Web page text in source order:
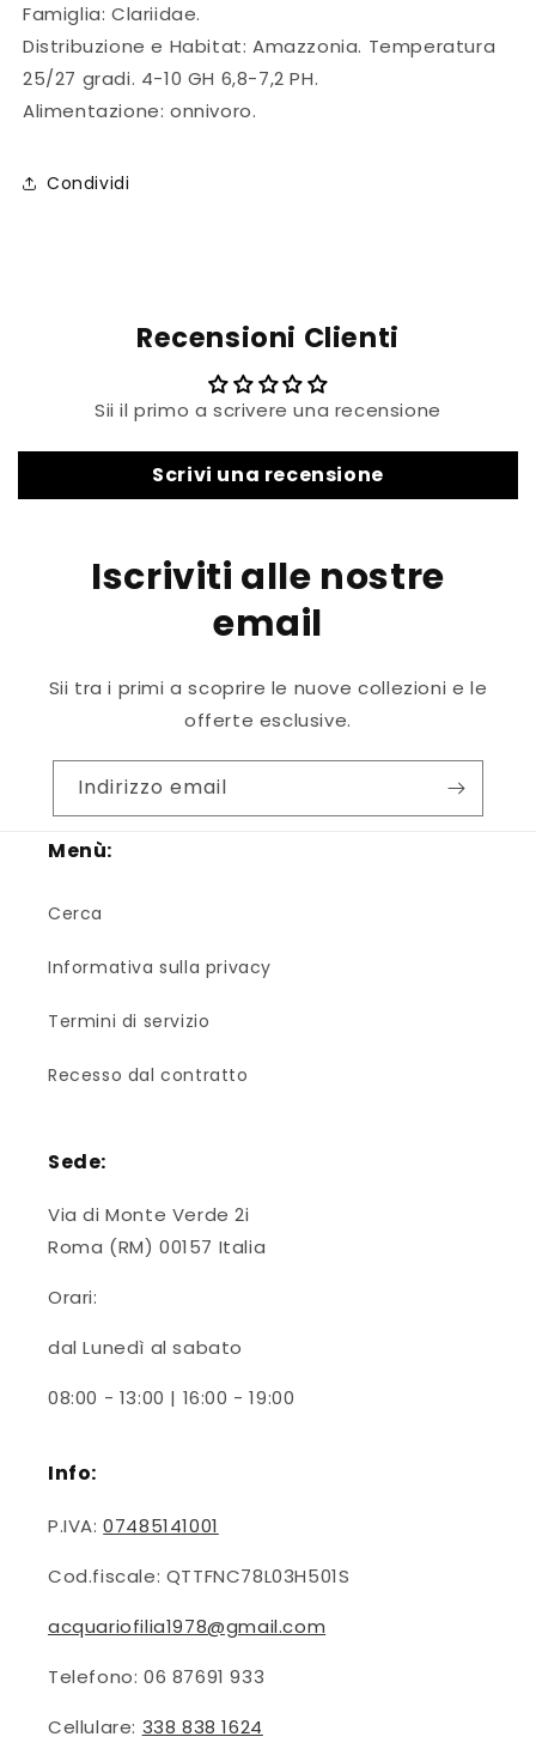
Famiglia: Clariidae.
Distribuzione e Habitat: Amazzonia. Temperatura
25/27 gradi. 4-10 GH 6,8-7,2 PH.
Alimentazione: onnivoro.
Condividi
Recensioni Clienti
Sii il primo a scrivere una recensione
Scrivi una recensione
Iscriviti alle nostre
email
Sii tra i primi a scoprire le nuove collezioni e le
offerte esclusive.
Indirizzo email
Menù:
Cerca
Informativa sulla privacy
Termini di servizio
Recesso dal contratto
Sede:
Via di Monte Verde 2i
Roma (RM) 00157 Italia
Orari:
dal Lunedì al sabato
08:00 - 13:00 | 16:00 - 19:00
Info:
P.IVA:07485141001
Cod.fiscale: QTTFNC78L03H501S
acquariofilia1978@gmail.com
Telefono: 06 87691 933
Cellulare: 338 838 1624